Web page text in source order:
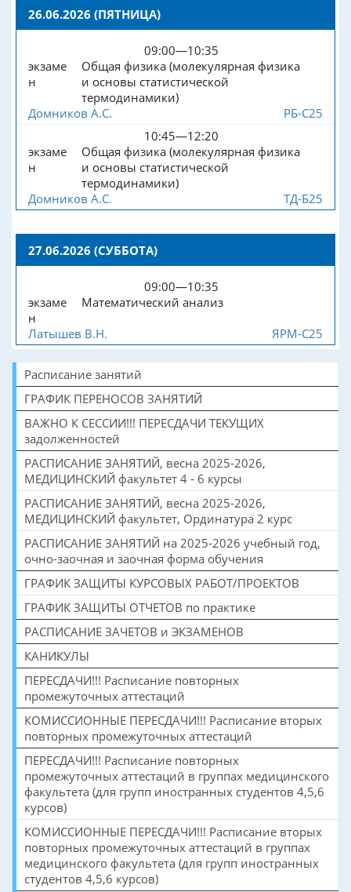
26.06.2026 (ПЯТНИЦА)
09:00—10:35
экзаме
н
Общая физика (молекулярная физика
и основы статистической
термодинамики)
Домников А.С.
РБ-С25
10:45—12:20
экзаме
н
Общая физика (молекулярная физика
и основы статистической
термодинамики)
Домников А.С.
ТД-Б25
27.06.2026 (СУББОТА)
09:00—10:35
экзаме
н
Математический анализ
Латышев В.Н.
ЯРМ-С25
Расписание занятий
ГРАФИК ПЕРЕНОСОВ ЗАНЯТИЙ
ВАЖНО К СЕССИИ!!! ПЕРЕСДАЧИ ТЕКУЩИХ
задолженностей
РАСПИСАНИЕ ЗАНЯТИЙ, весна 2025-2026,
МЕДИЦИНСКИЙ факультет 4 - 6 курсы
РАСПИСАНИЕ ЗАНЯТИЙ, весна 2025-2026,
МЕДИЦИНСКИЙ факультет, Ординатура 2 курс
РАСПИСАНИЕ ЗАНЯТИЙ на 2025-2026 учебный год,
очно-заочная и заочная форма обучения
ГРАФИК ЗАЩИТЫ КУРСОВЫХ РАБОТ/ПРОЕКТОВ
ГРАФИК ЗАЩИТЫ ОТЧЕТОВ по практике
РАСПИСАНИЕ ЗАЧЕТОВ и ЭКЗАМЕНОВ
КАНИКУЛЫ
ПЕРЕСДАЧИ!!! Расписание повторных
промежуточных аттестаций
КОМИССИОННЫЕ ПЕРЕСДАЧИ!!! Расписание вторых
повторных промежуточных аттестаций
ПЕРЕСДАЧИ!!! Расписание повторных
промежуточных аттестаций в группах медицинского
факультета (для групп иностранных студентов 4,5,6
курсов)
КОМИССИОННЫЕ ПЕРЕСДАЧИ!!! Расписание вторых
повторных промежуточных аттестаций в группах
медицинского факультета (для групп иностранных
студентов 4,5,6 курсов)